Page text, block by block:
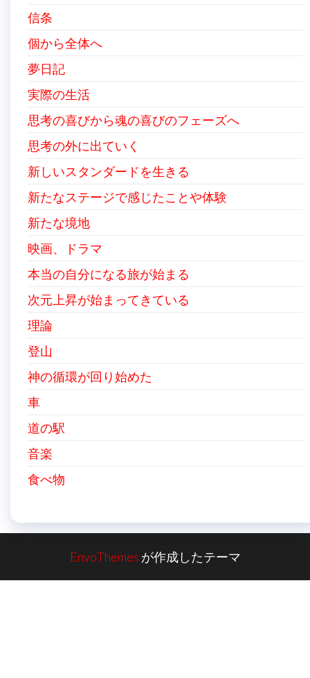
信条
個から全体へ
夢日記
実際の生活
思考の喜びから魂の喜びのフェーズへ
思考の外に出ていく
新しいスタンダードを生きる
新たなステージで感じたことや体験
新たな境地
映画、ドラマ
本当の自分になる旅が始まる
次元上昇が始まってきている
理論
登山
神の循環が回り始めた
車
道の駅
音楽
食べ物
EnvoThemes が作成したテーマ